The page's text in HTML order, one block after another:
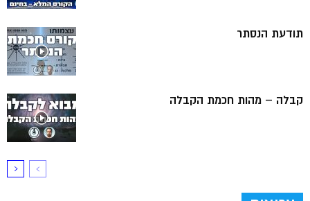
תודעת הנסתר
קבלה – מהות חכמת הקבלה